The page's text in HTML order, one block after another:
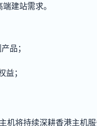
建站需求。
品；
；
机将持续深耕香港主机